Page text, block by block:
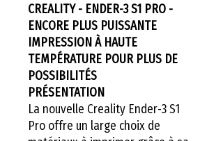
CREALITY - ENDER-3 S1 PRO -
ENCORE PLUS PUISSANTE
IMPRESSION À HAUTE
TEMPÉRATURE POUR PLUS DE
POSSIBILITÉS
PRÉSENTATION
La nouvelle Creality Ender-3 S1
Pro offre un large choix de